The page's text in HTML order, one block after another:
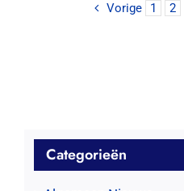
Vorige 1 2
Categorieën